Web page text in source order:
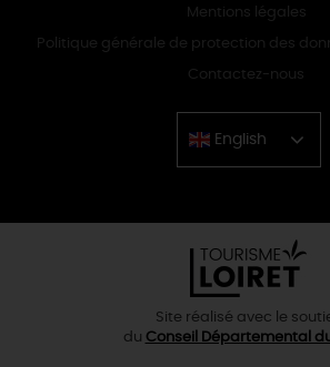
Mentions légales
Politique générale de protection des
Contactez-nous
English
Chinese
Site réalisé avec le
du Conseil Départemental